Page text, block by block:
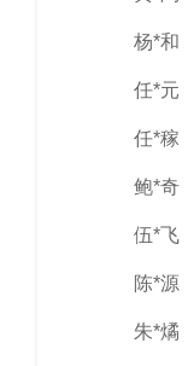
杨*和
任*元
任*稼
鲍*奇
伍*飞
陈*源
朱*燏